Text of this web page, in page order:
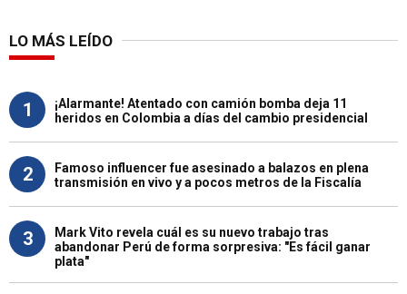
LO MÁS LEÍDO
1
¡Alarmante! Atentado con camión bomba deja 11
heridos en Colombia a días del cambio presidencial
2
Famoso influencer fue asesinado a balazos en plena
transmisión en vivo y a pocos metros de la Fiscalía
3
Mark Vito revela cuál es su nuevo trabajo tras
abandonar Perú de forma sorpresiva: "Es fácil ganar
plata"